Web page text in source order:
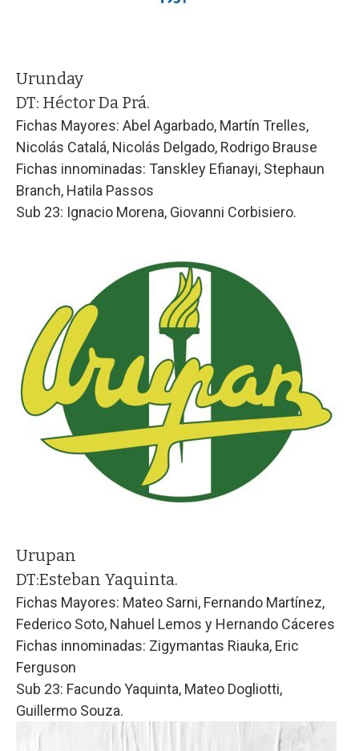
Urunday
DT: Héctor Da Prá.
Fichas Mayores: Abel Agarbado, Martín Trelles,
Nicolás Catalá, Nicolás Delgado, Rodrigo Brause
Fichas innominadas: Tanskley Efianayi, Stephaun
Branch, Hatila Passos
Sub 23: Ignacio Morena, Giovanni Corbisiero.
Urupan
DT:Esteban Yaquinta.
Fichas Mayores: Mateo Sarni, Fernando Martínez,
Federico Soto, Nahuel Lemos y Hernando Cáceres
Fichas innominadas: Zigymantas Riauka, Eric
Ferguson
Sub 23: Facundo Yaquinta, Mateo Dogliotti,
Guillermo Souza.